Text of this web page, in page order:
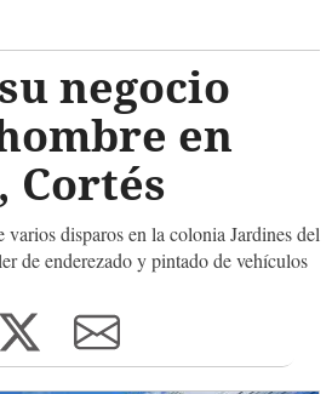
negocio
en
Cortés
disparos en la colonia Jardines del
de enderezado y pintado de vehículos